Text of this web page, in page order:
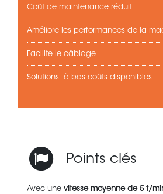
Coût de maintenance réduit
Améliore les performances de la
Facilite le câblage
Solutions à bas coûts disponibles
Points clés
Avec une vitesse moyennede 5 t/